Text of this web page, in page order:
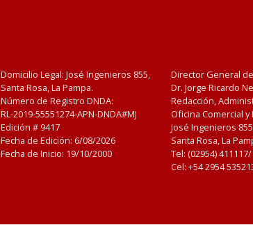
Domicilio Legal: José Ingenieros 855,
Santa Rosa, La Pampa.
Número de Registro DNDA:
RL-2019-55551274-APN-DNDA#MJ
Edición # 9417
Fecha de Edición: 6/08/2026
Fecha de Inicio: 19/10/2000
Director General
Dr. Jorge Ricardo
Redacción,
Oficina Comercial
José Ingenieros
Santa Rosa, La
Tel: (02954)
Cel: +54 2954